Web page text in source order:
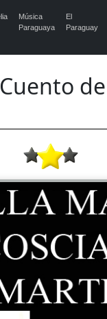
Música
Paraguaya
El
Paraguay